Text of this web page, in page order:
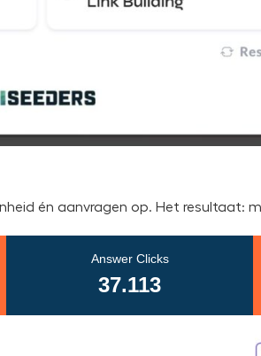
én aanvragen op. Het resultaat:
Answer Clicks
37.113